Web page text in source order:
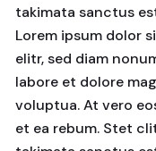
takimata sanctus
Lorem ipsum dolor
elitr, sed diam
labore et dolore
voluptua. At vero
et ea rebum. Stet